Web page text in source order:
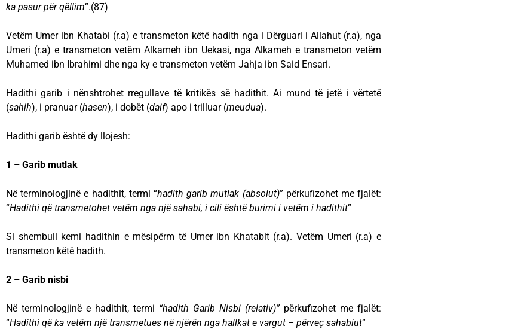
ka pasur për qëllim”.(87)
Vetëm Umer ibn Khatabi (r.a) e transmeton këtë hadith nga i Dërguari i Allahut (r.a), nga
Umeri (r.a) e transmeton vetëm Alkameh ibn Uekasi, nga Alkameh e transmeton vetëm
Muhamed ibn Ibrahimi dhe nga ky e transmeton vetëm Jahja ibn Said Ensari.
Hadithi garib i nënshtrohet rregullave të kritikës së hadithit. Ai mund të jetë i vërtetë
(sahih), i pranuar (hasen), i dobët (daif) apo i trilluar (meudua).
Hadithi garib është dy llojesh:
1 – Garib mutlak
Në terminologjinë e hadithit, termi “hadith garib mutlak (absolut)” përkufizohet me fjalët:
“Hadithi që transmetohet vetëm nga një sahabi, i cili është burimi i vetëm i hadithit”
Si shembull kemi hadithin e mësipërm të Umer ibn Khatabit (r.a). Vetëm Umeri (r.a) e
transmeton këtë hadith.
2 – Garib nisbi
Në terminologjinë e hadithit, termi “hadith Garib Nisbi (relativ)”përkufizohet me fjalët:
“Hadithi që ka vetëm një transmetues në njërën nga hallkat e vargut – përveç sahabiut”